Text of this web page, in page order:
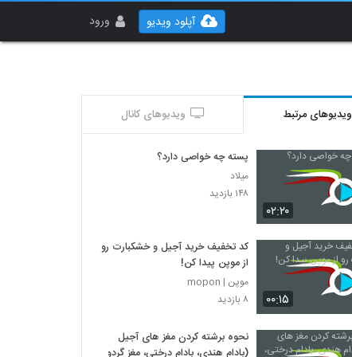
ورود آپلود ویدیو
ویدیوهای مرتبط ویدیوهای کانال
۰۲:۲۰
پسته چه خواصی دارد؟
میلاد
۱۴۸ بازدید
۰۰:۱۵
کد تخفیف خرید آجیل و خشکبارت رو
از موپن پیدا کن!
موپن | mopon
۸ بازدید
نحوه برشته کردن مغز های آجیل
(بادام هندی، بادام درختی، مغز گردو)